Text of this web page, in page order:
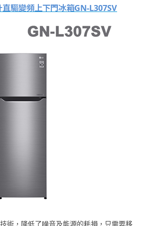
直驅變頻上下門冰箱GN-L307SV
術，降低了噪音及能源的耗損，只需要移